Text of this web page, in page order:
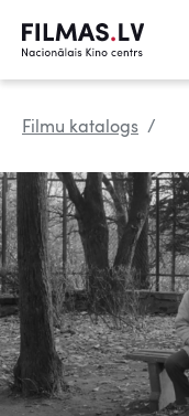
Filmu katalogs